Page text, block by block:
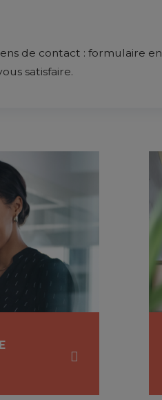
de contact : formulaire
satisfaire.